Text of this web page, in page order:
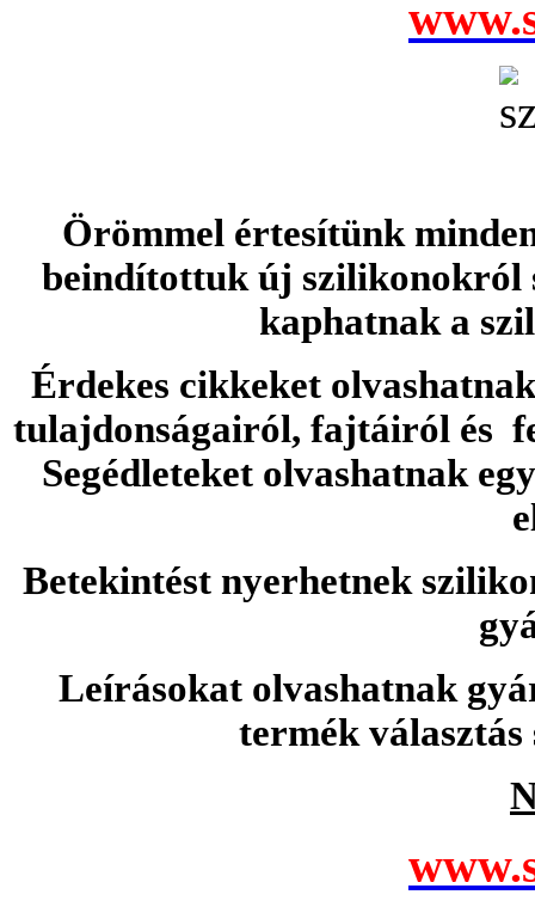
Örömmel értesítünk
beindítottuk új szilikonokról
kaphatnak a
Érdekes cikkeket
tulajdonságairól, fajtáiról és
Segédleteket olvashatnak
Betekintést nyerhetnek
Leírásokat olvashatnak
termék